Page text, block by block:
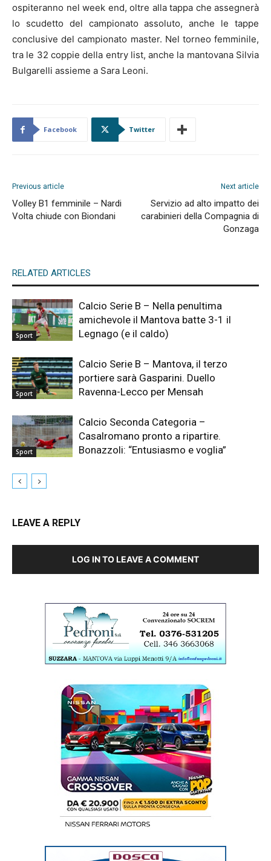
ospiteranno nel week end, oltre alla tappa che assegnerà
lo scudetto del campionato assoluto, anche le tappe
conclusive del campionato master. Nel torneo femminile,
tra le 32 coppie della entry list, anche la mantovana Silvia
Bulgarelli assieme a Sara Leoni.
Facebook Twitter
Previous article
Volley B1 femminile – Nardi
Volta chiude con Biondani
Next article
Servizio ad alto impatto dei
carabinieri della Compagnia di
Gonzaga
RELATED ARTICLES
Sport
Calcio Serie B – Nella penultima
amichevole il Mantova batte 3-1 il
Legnago (e il caldo)
Sport
Calcio Serie B – Mantova, il terzo
portiere sarà Gasparini. Duello
Ravenna-Lecco per Mensah
Sport
Calcio Seconda Categoria –
Casalromano pronto a ripartire.
Bonazzoli: “Entusiasmo e voglia”
LEAVE A REPLY
LOG IN TO LEAVE A COMMENT